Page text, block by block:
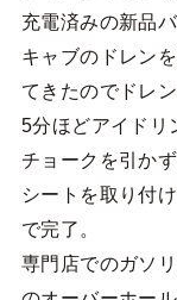
充電済みの新品
キャブのドレン
てきたのでドレ
5分ほどアイドリ
チョークを引か
シートを取り付
で完了。
専門店でのガソ